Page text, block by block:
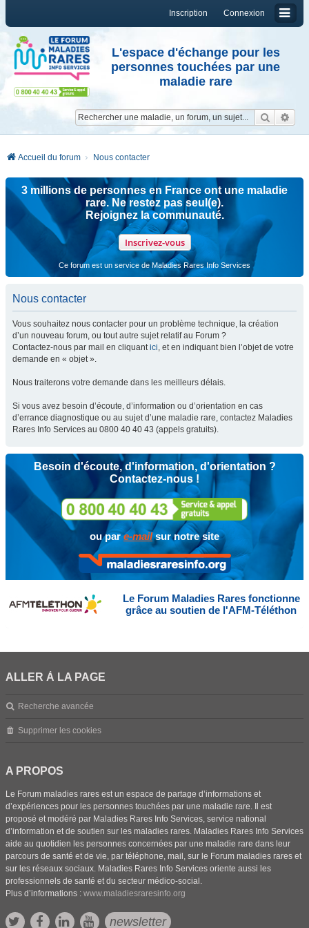
Connexion
Inscription
L'espace d'échange pour les
personnes touchées par une
maladie rare
Accueil du forum Nous contacter
3 millions de personnes en France ont une maladie
rare. Ne restez pas seul(e).
Rejoignez la communauté.
Inscrivez-vous
Ce forum est un service de Maladies Rares Info Services
Nous contacter
Vous souhaitez nous contacter pour un problème technique, la création
d’un nouveau forum, ou tout autre sujet relatif au Forum ?
Contactez-nous par mail en cliquantici, et en indiquant bien l’objet de votre
demande en « objet ».
Nous traiterons votre demande dans les meilleurs délais.
Si vous avez besoin d’écoute, d’information ou d’orientation en cas
d’errance diagnostique ou au sujet d’une maladie rare, contactez Maladies
Rares Info Services au 0800 40 40 43 (appels gratuits).
Besoin d'écoute, d'information, d'orientation ?
Contactez-nous !
ou pare-mailsur notre site
Le Forum Maladies Rares fonctionne
grâce au soutien de l'AFM-Téléthon
ALLER À LA PAGE
Recherche avancée
Supprimer les cookies
A PROPOS
Le Forum maladies rares est un espace de partage d’informations et
d’expériences pour les personnes touchées par une maladie rare. Il est
proposé et modéré par Maladies Rares Info Services, service national
d’information et de soutien sur les maladies rares. Maladies Rares Info Services
aide au quotidien les personnes concernées par une maladie rare dans leur
parcours de santé et de vie, par téléphone, mail, sur le Forum maladies rares et
sur les réseaux sociaux. Maladies Rares Info Services oriente aussi les
professionnels de santé et du secteur médico-social.
Plus d’informations : www.maladiesraresinfo.org
newsletter